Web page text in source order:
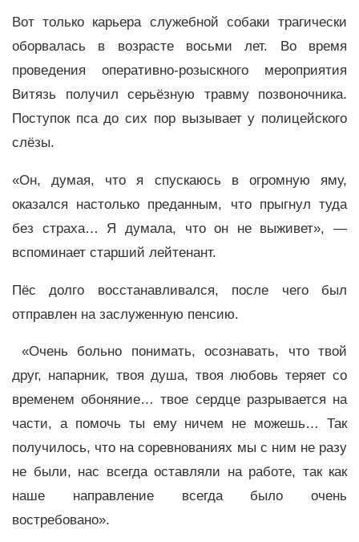
Вот только карьера служебной собаки трагически
оборвалась в возрасте восьми лет. Во время
проведения оперативно-розыскного мероприятия
Витязь получил серьёзную травму позвоночника.
Поступок пса до сих пор вызывает у полицейского
слёзы.
«Он, думая, что я спускаюсь в огромную яму,
оказался настолько преданным, что прыгнул туда
без страха… Я думала, что он не выживет», —
вспоминает старший лейтенант.
Пёс долго восстанавливался, после чего был
отправлен на заслуженную пенсию.
«Очень больно понимать, осознавать, что твой
друг, напарник, твоя душа, твоя любовь теряет со
временем обоняние… твое сердце разрывается на
части, а помочь ты ему ничем не можешь… Так
получилось, что на соревнованиях мы с ним не разу
не были, нас всегда оставляли на работе, так как
наше направление всегда было очень
востребовано».